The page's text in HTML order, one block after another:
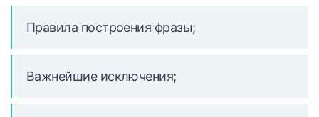
Правила построения фразы;
Важнейшие исключения;